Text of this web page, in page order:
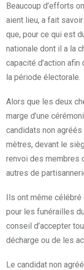
Beaucoup d’efforts
aient lieu, a fait
que, pour ce qui est
nationale dont il a la
capacité d’action
la période électorale.
Alors que les deux
marge d’une
candidats non
mètres, devant le
renvoi des membres
autres de
Ils ont même célébré
pour les funérailles
conseil d’accepter
décharge ou de les
Le candidat non